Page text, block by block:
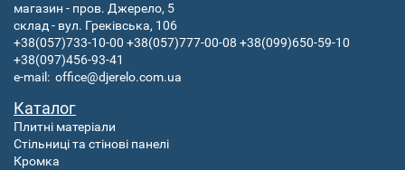
магазин - пров. Джерело, 5
склад - вул. Греківська, 106
+38(057)733-10-00 +38(057)777-00-08 +38(099)650-59-10
+38(097)456-93-41
e-mail: office@djerelo.com.ua
Каталог
Плитні матеріали
Стільниці та стінові панелі
Кромка